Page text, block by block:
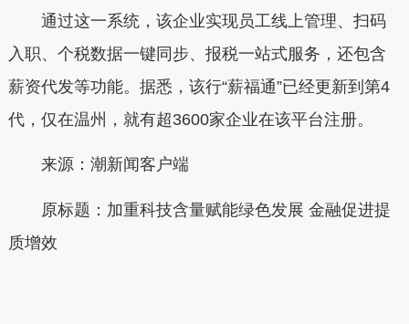
通过这一系统，该企业实现员工线上管理、扫码
入职、个税数据一键同步、报税一站式服务，还包含
薪资代发等功能。据悉，该行“薪福通”已经更新到第4
代，仅在温州，就有超3600家企业在该平台注册。
来源：潮新闻客户端
原标题：加重科技含量赋能绿色发展 金融促进提
质增效